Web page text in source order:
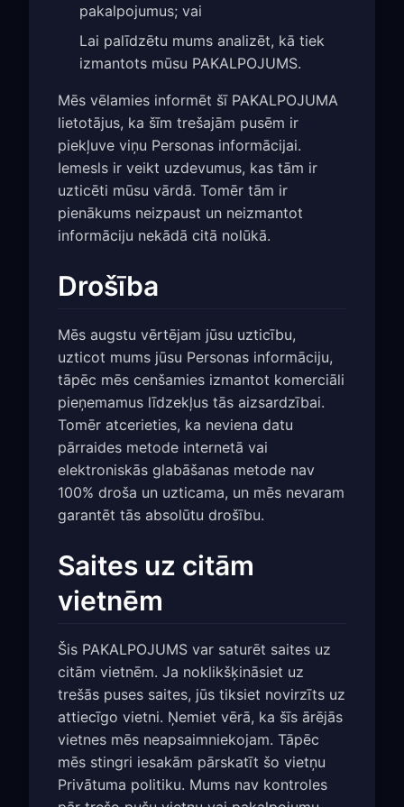
pakalpojumus; vai
Lai palīdzētu mums analizēt, kā tiek
izmantots mūsu PAKALPOJUMS.
Mēs vēlamies informēt šī PAKALPOJUMA
lietotājus, ka šīm trešajām pusēm ir
piekļuve viņu Personas informācijai.
Iemesls ir veikt uzdevumus, kas tām ir
uzticēti mūsu vārdā. Tomēr tām ir
pienākums neizpaust un neizmantot
informāciju nekādā citā nolūkā.
Drošība
Mēs augstu vērtējam jūsu uzticību,
uzticot mums jūsu Personas informāciju,
tāpēc mēs cenšamies izmantot komerciāli
pieņemamus līdzekļus tās aizsardzībai.
Tomēr atcerieties, ka neviena datu
pārraides metode internetā vai
elektroniskās glabāšanas metode nav
100% droša un uzticama, un mēs nevaram
garantēt tās absolūtu drošību.
Saites uz citām
vietnēm
Šis PAKALPOJUMS var saturēt saites uz
citām vietnēm. Ja noklikšķināsiet uz
trešās puses saites, jūs tiksiet novirzīts uz
attiecīgo vietni. Ņemiet vērā, ka šīs ārējās
vietnes mēs neapsaimniekojam. Tāpēc
mēs stingri iesakām pārskatīt šo vietņu
Privātuma politiku. Mums nav kontroles